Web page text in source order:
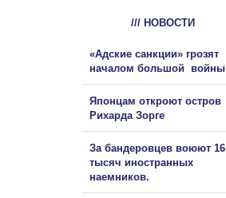
/// НОВОСТИ
«Адские санкции» грозят
началом большой войны
Японцам откроют остров
Рихарда Зорге
За бандеровцев воюют 16
тысяч иностранных
наемников.